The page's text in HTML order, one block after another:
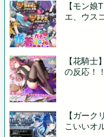
【モン娘
エ、ウス
【花騎士
の反応！
【ガーク
こいいオ